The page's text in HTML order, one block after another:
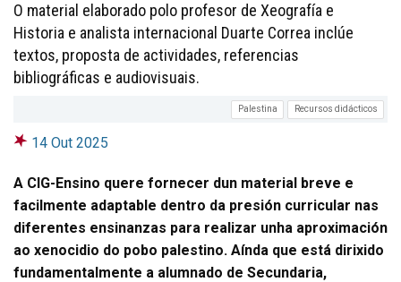
O material elaborado polo profesor de Xeografía e
Historia e analista internacional Duarte Correa inclúe
textos, proposta de actividades, referencias
bibliográficas e audiovisuais.
Palestina Recursos didácticos
14 Out 2025
A CIG-Ensino quere fornecer dun material breve e
facilmente adaptable dentro da presión curricular nas
diferentes ensinanzas para realizar unha aproximación
ao xenocidio do pobo palestino. Aínda que está dirixido
fundamentalmente a alumnado de Secundaria,